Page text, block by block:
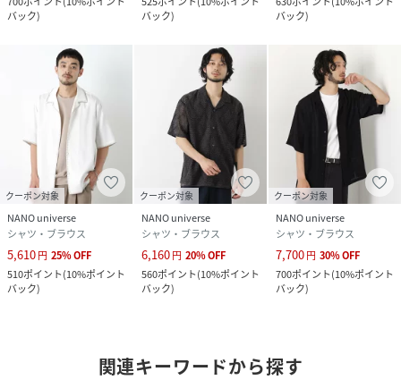
バック)
バック)
バック)
クーポン対象
NANO universe
シャツ・ブラウス
5,610円 25%OFF
510ポイント(10%ポイント
バック)
クーポン対象
NANO universe
シャツ・ブラウス
6,160円 20%OFF
560ポイント(10%ポイント
バック)
クーポン対象
NANO universe
シャツ・ブラウス
7,700円 30%OFF
700ポイント(10%ポイント
バック)
関連キーワードから探す